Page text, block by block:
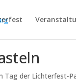
Tag der Lichterfest-